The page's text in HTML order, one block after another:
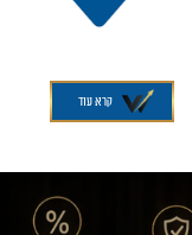
קרא עוד